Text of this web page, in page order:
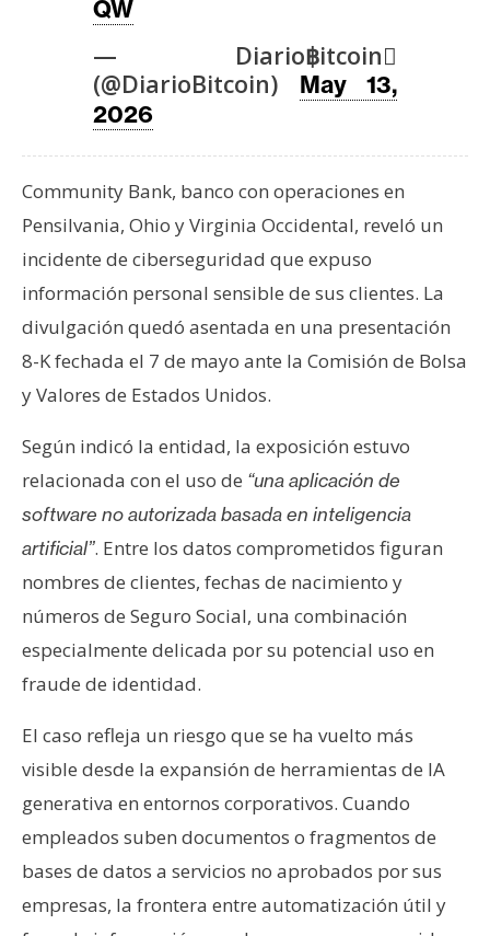
m
c
u
r
o
s
C
o
t
a
c
t
y
P
u
l
i
c
d
a
d
QW
— Diario฿itcoin
(@DiarioBitcoin) May 13,
2026
Community Bank, banco con operaciones en
Pensilvania, Ohio y Virginia Occidental, reveló un
incidente de ciberseguridad que expuso
información personal sensible de sus clientes. La
divulgación quedó asentada en una presentación
8-K fechada el 7 de mayo ante la Comisión de Bolsa
y Valores de Estados Unidos.
Según indicó la entidad, la exposición estuvo
relacionada con el uso de “una aplicación de
software no autorizada basada en inteligencia
artificial”. Entre los datos comprometidos figuran
nombres de clientes, fechas de nacimiento y
números de Seguro Social, una combinación
especialmente delicada por su potencial uso en
fraude de identidad.
El caso refleja un riesgo que se ha vuelto más
visible desde la expansión de herramientas de IA
generativa en entornos corporativos. Cuando
empleados suben documentos o fragmentos de
bases de datos a servicios no aprobados por sus
empresas, la frontera entre automatización útil y